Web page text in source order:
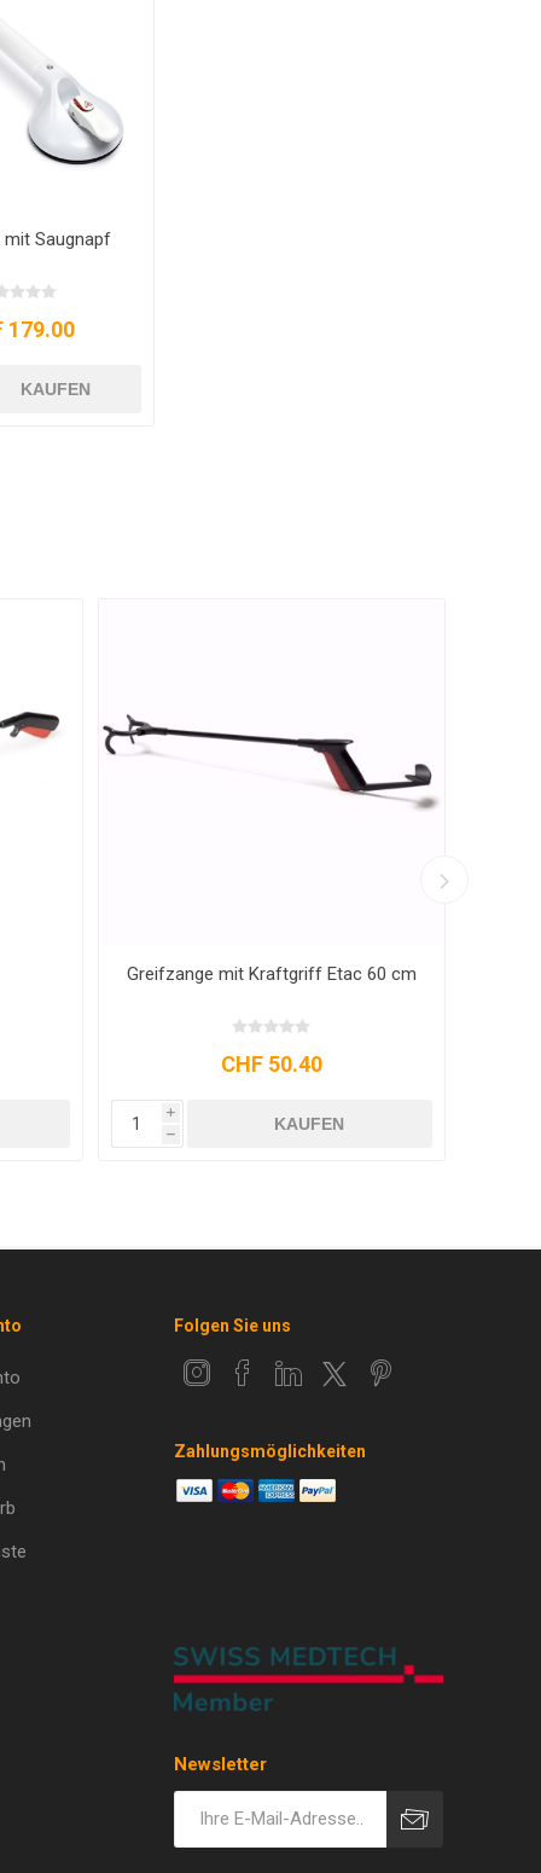
Saugnapf
179.00
KAUFEN
Greifzange Etac 45 cm
CHF 48.45
i
h
KAUFEN
Folgen Sie uns
Zahlungsmöglichkeiten
Newsletter